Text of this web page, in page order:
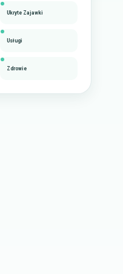
Ukryte Zajawki
Usługi
Zdrowie